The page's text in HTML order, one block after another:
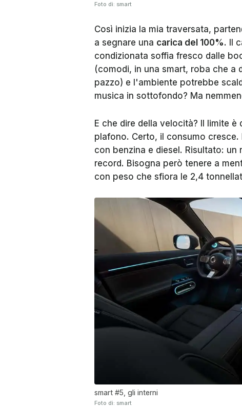
Foto di: smart
Così inizia la mia traversata,
a segnare una carica del 100%. Il
condizionata soffia fresco dalle
(comodi, in una smart, roba che a
pazzo) e l'ambiente potrebbe
musica in sottofondo? Ma
E che dire della velocità? Il limite è
plafono. Certo, il consumo
con benzina e diesel. Risultato:
record. Bisogna però tenere a
con peso che sfiora le 2,4
smart #5, gli interni
Foto di: smart